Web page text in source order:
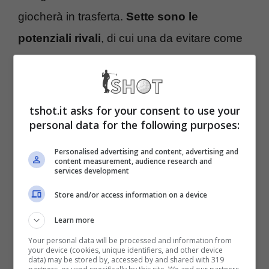
giocherà in trasferta. Sette sono le
potenziali rivali, di cui una da evitare come
la peste.
Brutta botta per il Milan: c’è
una squadra nel sorteggio
da evitare a tutti i costi
Non solo la difficoltà di trovarsi di fronte
più forte tecnicamente nel novero delle
sette ma anche la beffa di affrontare un ex
(forse col dente avvelenato) che conosce il
tshot.it asks for your consent to use your
personal data for the following purposes:
Personalised advertising and content, advertising and
content measurement, audience research and
services development
Store and/or access information on a device
Learn more
Your personal data will be processed and information from
your device (cookies, unique identifiers, and other device
data) may be stored by, accessed by and shared with 319